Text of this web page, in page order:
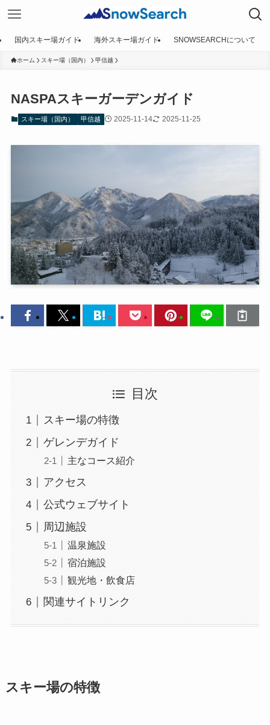
国内スキー場ガイド 海外スキー場ガイド SNOWSEARCHについて
ホーム スキー場（国内） 甲信越
NASPAスキーガーデンガイド
スキー場（国内） 甲信越 2025-11-14 2025-11-25
目次
スキー場の特徴
ゲレンデガイド
主なコース紹介
アクセス
公式ウェブサイト
周辺施設
温泉施設
宿泊施設
観光地・飲食店
関連サイトリンク
スキー場の特徴